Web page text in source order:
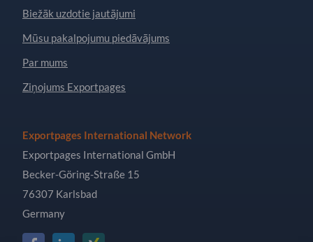
Biežāk uzdotie jautājumi
Mūsu pakalpojumu piedāvājums
Par mums
Ziņojums Exportpages
Exportpages International Network
Exportpages International GmbH
Becker-Göring-Straße 15
76307 Karlsbad
Germany